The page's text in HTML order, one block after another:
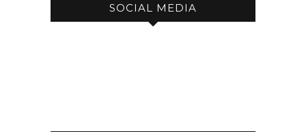
SOCIAL MEDIA